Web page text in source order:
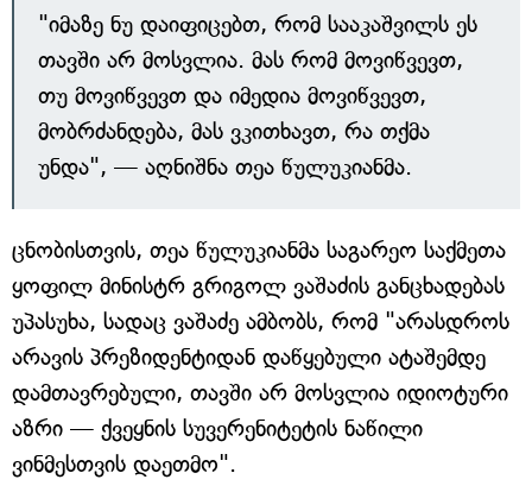
"იმაზე ნუ დაიფიცებთ, რომ სააკაშვილს ეს
თავში არ მოსვლია. მას რომ მოვიწვევთ,
თუ მოვიწვევთ და იმედია მოვიწვევთ,
მობრძანდება, მას ვკითხავთ, რა თქმა
უნდა", — აღნიშნა თეა წულუკიანმა.
ცნობისთვის, თეა წულუკიანმა საგარეო საქმეთა
ყოფილ მინისტრ გრიგოლ ვაშაძის განცხადებას
უპასუხა, სადაც ვაშაძე ამბობს, რომ "არასდროს
არავის პრეზიდენტიდან დაწყებული ატაშემდე
დამთავრებული, თავში არ მოსვლია იდიოტური
აზრი — ქვეყნის სუვერენიტეტის ნაწილი
ვინმესთვის დაეთმო".